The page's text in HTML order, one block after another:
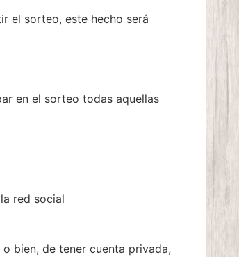
el sorteo, este hecho será
en el sorteo todas aquellas
red social
bien, de tener cuenta privada,